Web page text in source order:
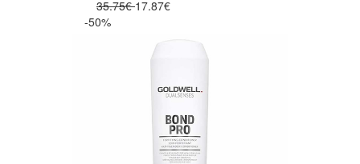
35.75€17.87€
-50%